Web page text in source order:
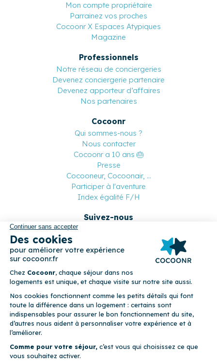
Mon compte propriétaire
Parrainez vos proches
Cocoonr X Espaces Atypiques
Magazine
Professionnels
Notre réseau de conciergeries
Devenez conciergerie partenaire
Devenez apporteur d’affaires
Nos partenaires
Cocoonr
Qui sommes-nous ?
Nous contacter
Cocoonr a 10 ans 🎂
Presse
Cocooneur, Cocoonair, ...
Participer à l'aventure
Index égalité F/H
Suivez-nous
location–CGU – Politique de confidentialité–Politique de